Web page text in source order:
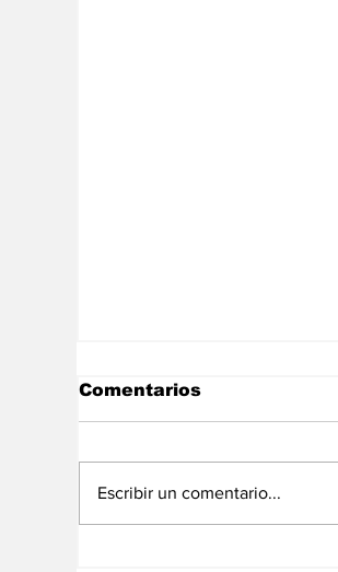
Comentarios
Escribir un comentario...